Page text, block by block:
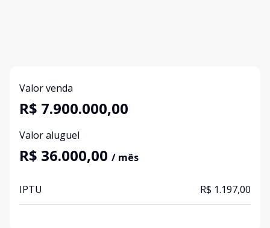
Valor venda
R$ 7.900.000,00
Valor aluguel
R$ 36.000,00 / mês
IPTU R$ 1.197,00